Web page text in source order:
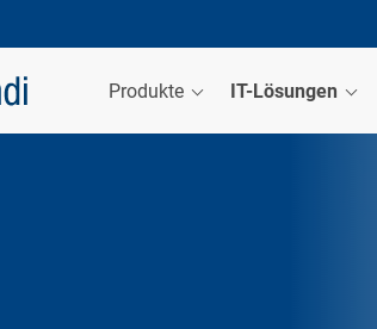
Produkte IT-Lösungen